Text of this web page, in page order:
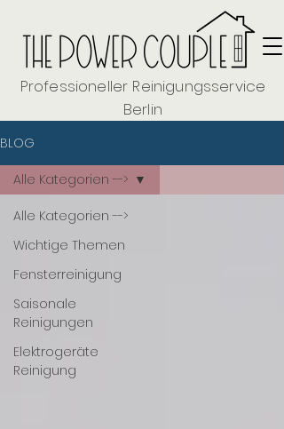
Professioneller Reinigungsservice
Berlin
BLOG
Alle Kategorien -->
Wichtige Themen
Fensterreinigung
Saisonale
Reinigungen
Elektrogeräte
Reinigung
Alle Kategorien -->